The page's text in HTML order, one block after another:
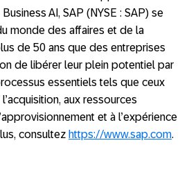
AI, SAP (NYSE : SAP) se
monde des affaires et de la
de 50 ans que des entreprises
de libérer leur plein potentiel par
essentiels tels que ceux
aux ressources
et à l’expérience
consultez https://www.sap.com.